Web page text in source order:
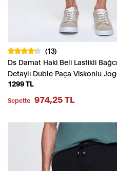
(13)
Ds Damat Haki Beli Lastikli
Detaylı Duble Paça Viskonlu
Şort
1299 TL
Sepette 974,25 TL